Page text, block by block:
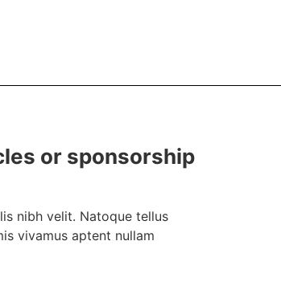
or sponsorship
nibh velit. Natoque tellus
vivamus aptent nullam